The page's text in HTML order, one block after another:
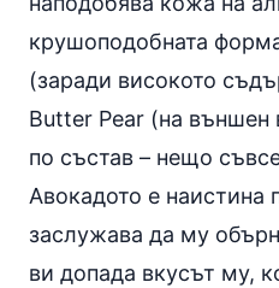
крушоподобната
(заради високото
Butter Pear (на външен
по състав – нещо
Авокадото е наистина
заслужава да му
ви допада вкусът му,